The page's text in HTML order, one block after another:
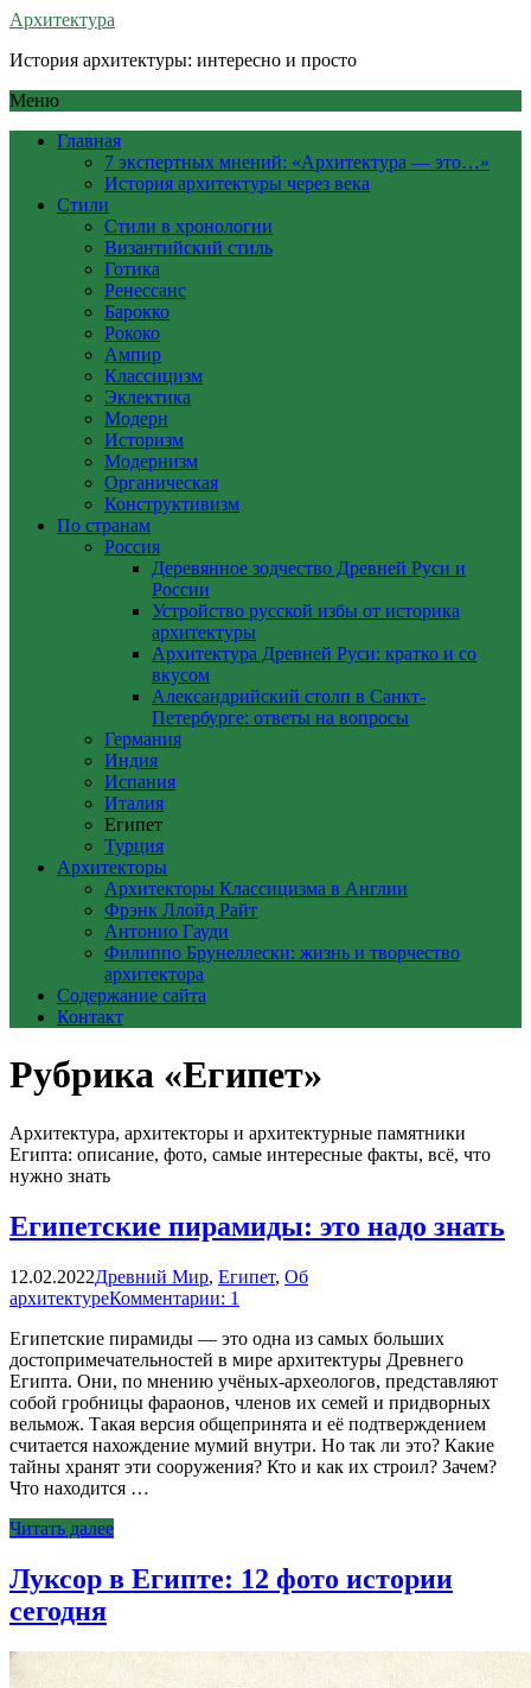
Архитектура
История архитектуры: интересно и просто
Меню
Главная
7 экспертных мнений: «Архитектура — это…»
История архитектуры через века
Стили
Стили в хронологии
Византийский стиль
Готика
Ренессанс
Барокко
Рококо
Ампир
Классицизм
Эклектика
Модерн
Историзм
Модернизм
Органическая
Конструктивизм
По странам
Россия
Деревянное зодчество Древней Руси и
России
Устройство русской избы от историка
архитектуры
Архитектура Древней Руси: кратко и со
вкусом
Александрийский столп в Санкт-
Петербурге: ответы на вопросы
Германия
Индия
Испания
Италия
Египет
Турция
Архитекторы
Архитекторы Классицизма в Англии
Фрэнк Ллойд Райт
Антонио Гауди
Филиппо Брунеллески: жизнь и творчество
архитектора
Содержание сайта
Контакт
Рубрика «Египет»
Архитектура, архитекторы и архитектурные памятники
Египта: описание, фото, самые интересные факты, всё, что
нужно знать
Египетские пирамиды: это надо знать
12.02.2022Древний Мир, Египет, Об
архитектуреКомментарии: 1
Египетские пирамиды — это одна из самых больших
достопримечательностей в мире архитектуры Древнего
Египта. Они, по мнению учёных-археологов, представляют
собой гробницы фараонов, членов их семей и придворных
вельмож. Такая версия общепринята и её подтверждением
считается нахождение мумий внутри. Но так ли это? Какие
тайны хранят эти сооружения? Кто и как их строил? Зачем?
Что находится …
Читать далее
Луксор в Египте: 12 фото истории
сегодня